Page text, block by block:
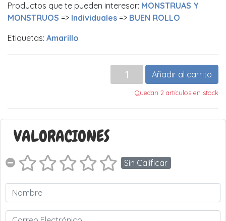
Productos que te pueden interesar: MONSTRUAS Y
MONSTRUOS => Individuales => BUEN ROLLO
Etiquetas: Amarillo
Añadir al carrito
Quedan 2 artículos en stock
VALORACIONES
Sin Calificar